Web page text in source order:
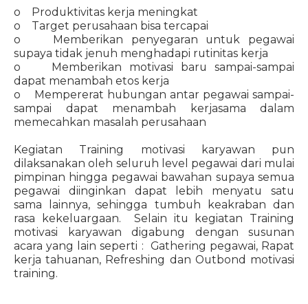
o Produktivitas kerja meningkat
o Target perusahaan bisa tercapai
o Memberikan penyegaran untuk pegawai
supaya tidak jenuh menghadapi rutinitas kerja
o Memberikan motivasi baru sampai-sampai
dapat menambah etos kerja
o Mempererat hubungan antar pegawai sampai-
sampai dapat menambah kerjasama dalam
memecahkan masalah perusahaan
Kegiatan Training motivasi karyawan pun
dilaksanakan oleh seluruh level pegawai dari mulai
pimpinan hingga pegawai bawahan supaya semua
pegawai diinginkan dapat lebih menyatu satu
sama lainnya, sehingga tumbuh keakraban dan
rasa kekeluargaan. Selain itu kegiatan Training
motivasi karyawan digabung dengan susunan
acara yang lain seperti : Gathering pegawai, Rapat
kerja tahuanan, Refreshing dan Outbond motivasi
training.